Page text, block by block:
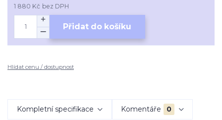
1 880 Kč bez DPH
Přidat do košíku
Hlídat cenu / dostupnost
Kompletní specifikace Komentáře 0